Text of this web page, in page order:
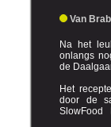
Na het
onlangs nog een prachtig kookboek uitgekomen waar
Het
door de samenwerkende MBO Horeca scholen èn
SlowFood Brabant.